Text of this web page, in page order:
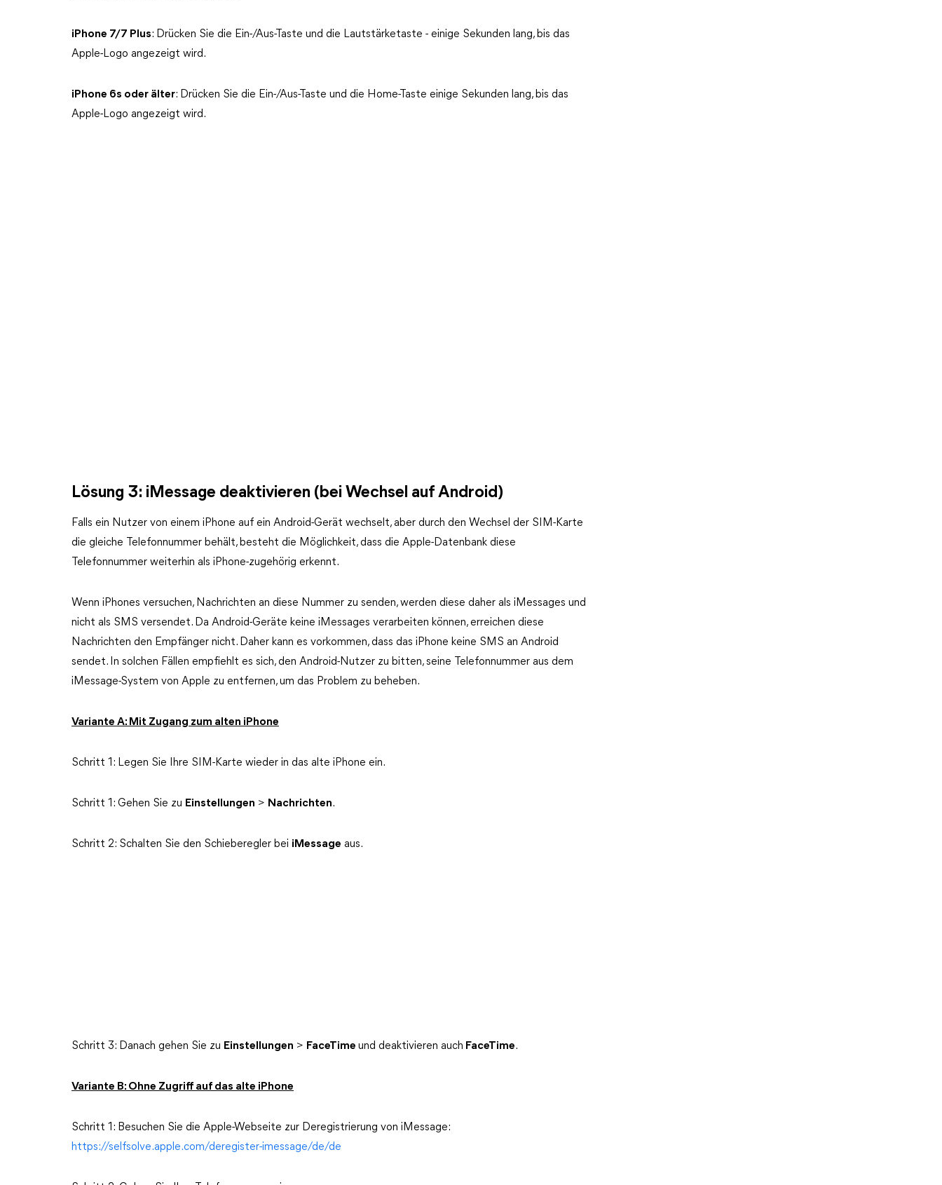
iPhone 7/7 Plus: Drücken Sie die Ein-/Aus-Taste und die Lautstärketaste - einige Sekunden lang, bis das
Apple-Logo angezeigt wird.
iPhone 6s oder älter: Drücken Sie die Ein-/Aus-Taste und die Home-Taste einige Sekunden lang, bis das
Apple-Logo angezeigt wird.
Lösung 3: iMessage deaktivieren (bei Wechsel auf Android)
Falls ein Nutzer von einem iPhone auf ein Android-Gerät wechselt, aber durch den Wechsel der SIM-Karte
die gleiche Telefonnummer behält, besteht die Möglichkeit, dass die Apple-Datenbank diese
Telefonnummer weiterhin als iPhone-zugehörig erkennt.
Wenn iPhones versuchen, Nachrichten an diese Nummer zu senden, werden diese daher als iMessages und
nicht als SMS versendet. Da Android-Geräte keine iMessages verarbeiten können, erreichen diese
Nachrichten den Empfänger nicht. Daher kann es vorkommen, dass das iPhone keine SMS an Android
sendet. In solchen Fällen empfiehlt es sich, den Android-Nutzer zu bitten, seine Telefonnummer aus dem
iMessage-System von Apple zu entfernen, um das Problem zu beheben.
Variante A: Mit Zugang zum alten iPhone
Schritt 1: Legen Sie Ihre SIM-Karte wieder in das alte iPhone ein.
Schritt 1: Gehen Sie zu Einstellungen > Nachrichten.
Schritt 2: Schalten Sie den Schieberegler bei iMessage aus.
Schritt 3: Danach gehen Sie zu Einstellungen > FaceTime und deaktivieren auch FaceTime.
Variante B: Ohne Zugriff auf das alte iPhone
Schritt 1: Besuchen Sie die Apple-Webseite zur Deregistrierung von iMessage:
https://selfsolve.apple.com/deregister-imessage/de/de